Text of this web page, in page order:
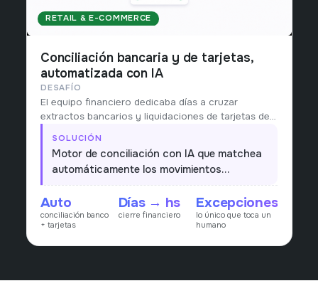
RETAIL & E-COMMERCE
Conciliación bancaria y de tarjetas,
automatizada con IA
DESAFÍO
El equipo financiero dedicaba días a cruzar
extractos bancarios y liquidaciones de tarjetas de
crédito contra ventas y cobros: miles de
movimientos y diferencias difíciles de rastrear a
mano.
SOLUCIÓN
Motor de conciliación con IA que matchea
automáticamente los movimientos
bancarios y las liquidaciones de tarjetas
contra ventas y cobros, explica cada
diferencia y deja solo las excepciones para
revisión humana.
Auto
conciliación banco
+ tarjetas
Días → hs
cierre financiero
Excepciones
lo único que toca un
humano